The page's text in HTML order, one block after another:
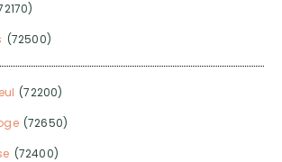
(72500)
(72200)
(72650)
(72400)